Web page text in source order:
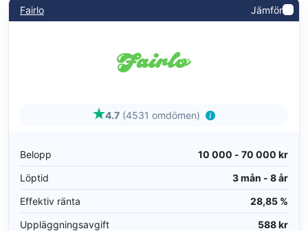
Fairlo Jämför
4.7 (4531 omdömen)
Belopp
10 000 - 70 000 kr
Löptid
3 mån - 8 år
Effektiv ränta
28,85 %
Uppläggningsavgift
588 kr